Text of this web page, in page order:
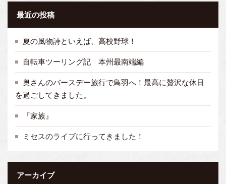
最近の投稿
夏の風物詩といえば、高校野球！
自転車ツーリング記 本州最南端編
奥さんのバースデー旅行で鳥羽へ！最高に贅沢な休日
を過ごしてきました。
『家族』
ミセスのライブに行ってきました！
アーカイブ